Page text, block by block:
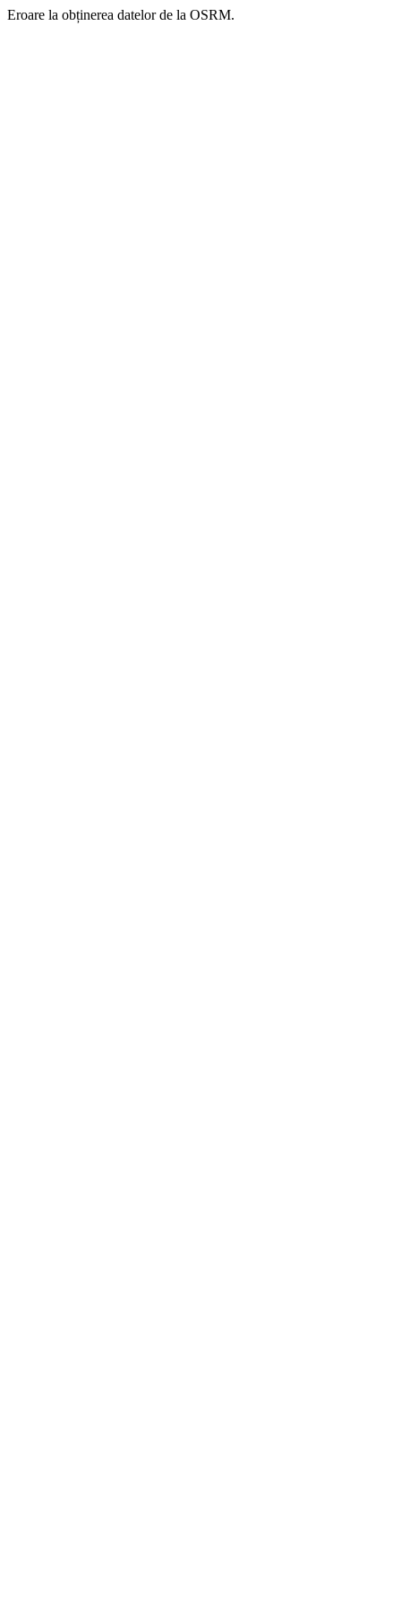
Eroare la obținerea datelor de la OSRM.